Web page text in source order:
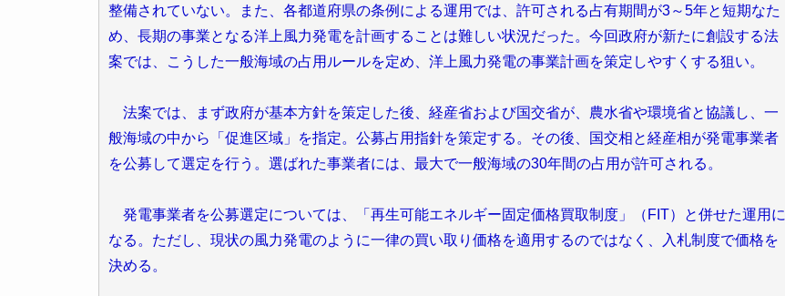
整備されていない。また、各都道府県の条例による運用では、許可される占有期間が3～5年と短期なた
め、長期の事業となる洋上風力発電を計画することは難しい状況だった。今回政府が新たに創設する法
案では、こうした一般海域の占用ルールを定め、洋上風力発電の事業計画を策定しやすくする狙い。
法案では、まず政府が基本方針を策定した後、経産省および国交省が、農水省や環境省と協議し、一
般海域の中から「促進区域」を指定。公募占用指針を策定する。その後、国交相と経産相が発電事業者
を公募して選定を行う。選ばれた事業者には、最大で一般海域の30年間の占用が許可される。
発電事業者を公募選定については、「再生可能エネルギー固定価格買取制度」（FIT）と併せた運用に
なる。ただし、現状の風力発電のように一律の買い取り価格を適用するのではなく、入札制度で価格を
決める。